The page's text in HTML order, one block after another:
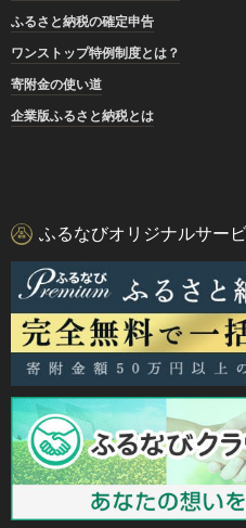
ふるさと納税の確定申告
ワンストップ特例制度とは？
寄附金の使い道
企業版ふるさと納税とは
ふるなびオリジナルサー